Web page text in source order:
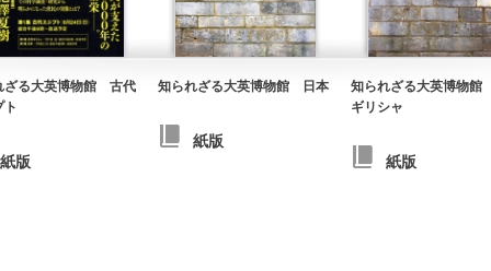
ざる大英博物館 古代
ト
紙版
知られざる大英博物館 日本
紙版
知られざる大英博物
ギリシャ
紙版